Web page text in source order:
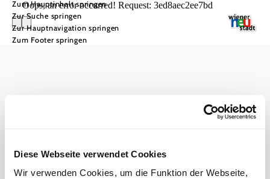
Diese Webseite verwendet Cookies
Wir verwenden Cookies, um die Funktion der Webseite,
Zum Hauptinhalt springen
Zur Suche springen
Zur Hauptnavigation springen
Zum Footer springen
Oops, an error occurred! Request: 3ed8aec2ee7bd
Prospektbestellungen